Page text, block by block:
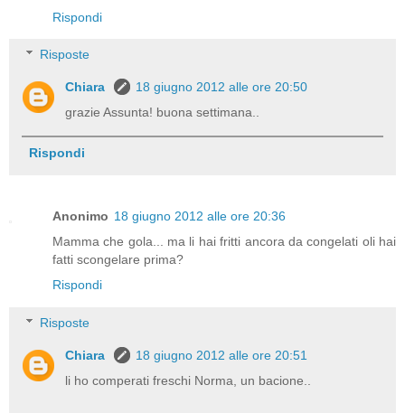
Rispondi
Risposte
Chiara
18 giugno 2012 alle ore 20:50
grazie Assunta! buona settimana..
Rispondi
Anonimo 18 giugno 2012 alle ore 20:36
Mamma che gola... ma li hai fritti ancora da congelati oli hai
fatti scongelare prima?
Rispondi
Risposte
Chiara
18 giugno 2012 alle ore 20:51
li ho comperati freschi Norma, un bacione..